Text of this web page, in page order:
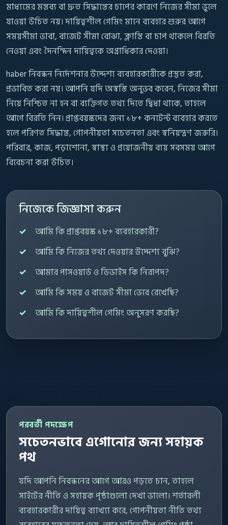
মাধ্যমের মন্তব্য বা দ্রুত সিদ্ধান্তের চাপের কারণে নিজের সীমা ভুলে
যাওয়া উচিত নয়। দায়িত্বশীল গেমিং মানে ব্যবহার শুরুর আগে
সময়সীমা ভাবা, বাজেট সীমা বোঝা, ক্লান্তি বা চাপ থাকলে বিরতি
নেওয়া এবং দৈনন্দিন দায়িত্বকে অগ্রাধিকার দেওয়া।
haber নিবন্ধন নির্দেশনার উদ্দেশ্য ব্যবহারকারীকে প্রস্তুত করা,
প্রভাবিত করা নয়। আপনি যদি অস্বস্তি অনুভব করেন, নিজের সীমা
নিয়ে নিশ্চিত না হন বা ব্যক্তিগত তথ্য দিতে দ্বিধা থাকে, তাহলে
আগে বিরতি নিন। প্রাপ্তবয়স্কদের জন্য ১৮+ কনটেন্ট ব্যবহার করতে
হলে পরিণত সিদ্ধান্ত, গোপনীয়তা সচেতনতা এবং স্বনিয়ন্ত্রণ জরুরি।
পরিবার, কাজ, পড়াশোনা, স্বাস্থ্য ও প্রয়োজনীয় ব্যয় সবসময় আগে
বিবেচনা করা উচিত।
নিজেকে জিজ্ঞাসা করুন
আমি কি প্রাপ্তবয়স্ক ১৮+ ব্যবহারকারী?
আমি কি নিজের তথ্য দেওয়ার উদ্দেশ্য বুঝি?
আমার পাসওয়ার্ড ও ডিভাইস কি নিরাপদ?
আমি কি সময় ও বাজেট সীমা ভেবে রেখেছি?
আমি কি দায়িত্বশীল গেমিং অনুসরণ করছি?
পরবর্তী পদক্ষেপ
সচেতনভাবে এগোনোর জন্য সহায়ক
পথ
যদি আপনি নিবন্ধনের আগে আরও পড়তে চান, তাহলে
সাইটের নীতি ও সহায়ক পৃষ্ঠাগুলো দেখা ভালো। শর্তাবলী
ব্যবহারকারীর দায়িত্ব ব্যাখ্যা করে, গোপনীয়তা নীতি তথ্য